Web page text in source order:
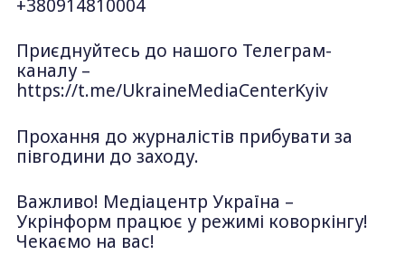
+380914810004
Приєднуйтесь до нашого Телеграм-
каналу –
https://t.me/UkraineMediaCenterKyiv
Прохання до журналістів прибувати за
півгодини до заходу.
Важливо! Медіацентр Україна –
Укрінформ працює у режимі коворкінгу!
Чекаємо на вас!